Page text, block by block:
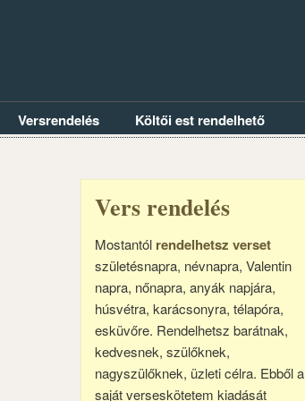
Versrendelés Költői est rendelhető
Vers rendelés
Mostantól rendelhetsz verset
születésnapra, névnapra, Valentin
napra, nőnapra, anyák napjára,
húsvétra, karácsonyra, télapóra,
esküvőre. Rendelhetsz barátnak,
kedvesnek, szülőknek,
nagyszülőknek, üzleti célra. Ebből a
saját verseskötetem kiadását